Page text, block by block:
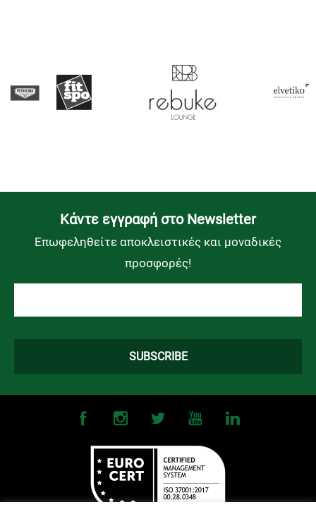
Kάντε εγγραφή στο Newsletter
Επωφεληθείτε αποκλειστικές και μοναδικές
προσφορές!